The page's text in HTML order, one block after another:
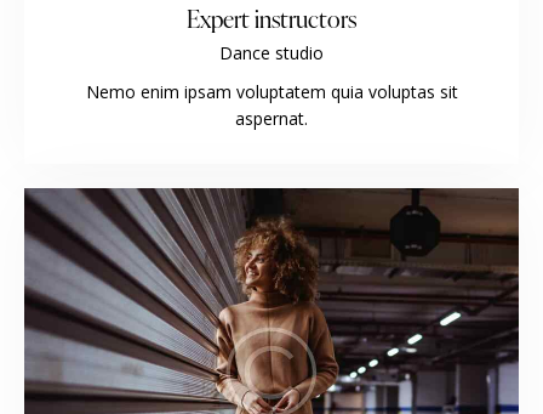
Expert instructors
Dance studio
Nemo enim ipsam voluptatem quia voluptas sit
aspernat.